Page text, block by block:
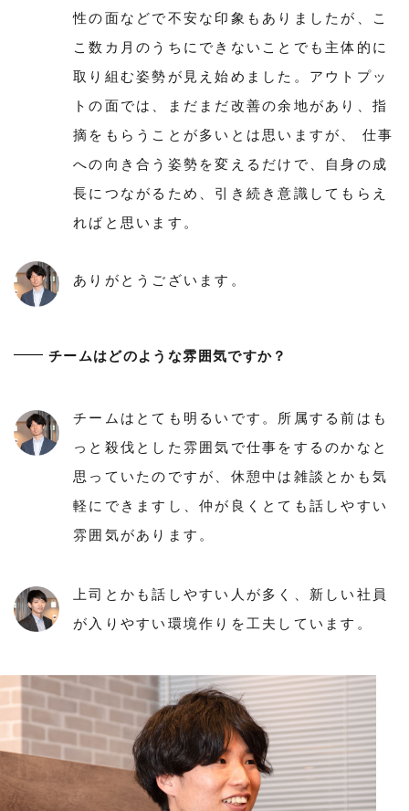
性の面などで不安な印象もありましたが、こ
こ数カ月のうちにできないことでも主体的に
取り組む姿勢が見え始めました。アウトプッ
トの面では、まだまだ改善の余地があり、指
摘をもらうことが多いとは思いますが、 仕事
への向き合う姿勢を変えるだけで、自身の成
長につながるため、引き続き意識してもらえ
ればと思います。
ありがとうございます。
チームはどのような雰囲気ですか？
チームはとても明るいです。所属する前はも
っと殺伐とした雰囲気で仕事をするのかなと
思っていたのですが、休憩中は雑談とかも気
軽にできますし、仲が良くとても話しやすい
雰囲気があります。
上司とかも話しやすい人が多く、新しい社員
が入りやすい環境作りを工夫しています。